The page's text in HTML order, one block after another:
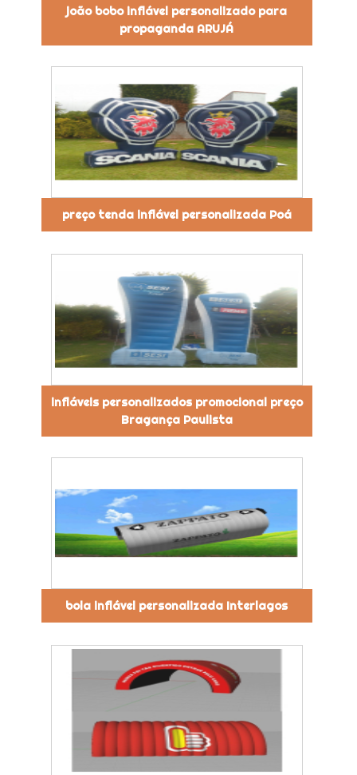
joão bobo inflável personalizado para
propaganda ARUJÁ
preço tenda inflável personalizada Poá
infláveis personalizados promocional preço
Bragança Paulista
bola inflável personalizada Interlagos